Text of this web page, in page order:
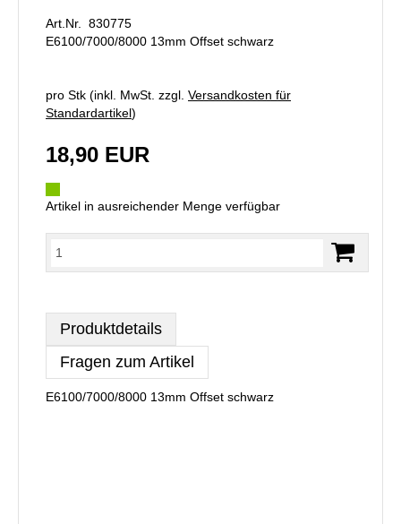
Art.Nr. 830775
E6100/7000/8000 13mm Offset schwarz
pro Stk (inkl. MwSt. zzgl. Versandkosten für
Standardartikel)
18,90 EUR
Artikel in ausreichender Menge verfügbar
Produktdetails
Fragen zum Artikel
E6100/7000/8000 13mm Offset schwarz